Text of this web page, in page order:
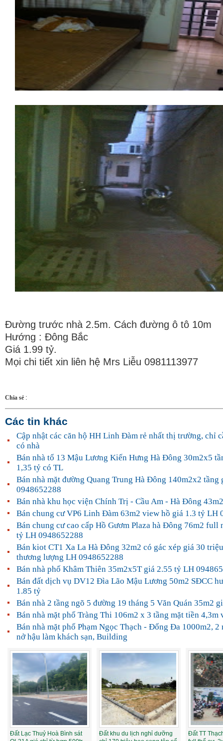
Đường trước nhà 2.5m. Cách đường ô tô 10m
Hướng : Đông Bắc
Giá 1.99 tỷ.
Mọi chi tiết xin liên hệ Mrs Liễu 0981113977
Chia sẻ :
Các tin khác
Cập nhật các căn hộ HH Linh Đàm rẻ nhất thị trường, chỉ
có nhà
Bán nhà tổ 13 Mậu Lương Kiến Hưng Hà Đông 30m2x5
1,35 tỷ có TL
Bán nhà mặt đường Quang Trung Hà Đông 140m2x2 tầng
0948652288
Bán nhà khu học viện Chính Trị - Cầu Am - Hà Đông
Bán chung cư VP6 Linh Đàm 63m2 view hồ giá 1.3 tỷ LH
Bán chung cư cao cấp Hồ Gươm Plaza hà Đông 76m2 full
tỷ LH 0948652288
Bán kiot CT1 Xa La Hà Đông 32m2 có gác xép giá 30
thương lượng LH 0948652288
Bán nhà phố Khâm Thiên 35m2x5T giá 2.55 tỷ LH
Bán đất dịch vụ DV12 Đìa Lão Mậu Lương 50m2 SĐCC
1.85 tỷ
Bán nhà 2 tầng ngõ 5 đường 19 tháng 5 Văn Quán 35m2
Bán nhà mặt phố Tràng Thi 106m2 x 3 tầng mặt tiền
Bán nhà mặt phố Phạm Ngọc Thạch - Đống Đa 1000m2, 2
nở hậu làm khách sạn, Building
Đất Lạc Thuỷ Hoà Bình sát
Đất khu du lịch nghỉ dưỡng
Đất TT